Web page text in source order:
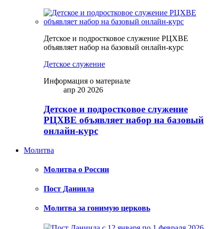
Детское и подростковое служение РЦХВЕ
объявляет набор на базовый онлайн-курс
Детское служение
Информация о материале
апр 20 2026
Детское и подростковое служение
РЦХВЕ объявляет набор на базовый
онлайн-курс
Молитва
Молитва о России
Пост Даниила
Молитва за гонимую церковь